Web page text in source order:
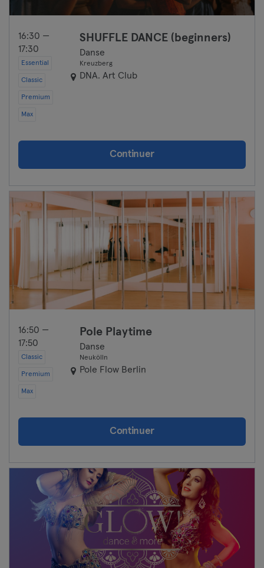
16:30 —
17:30
Essential
Classic
Premium
Max
SHUFFLE DANCE (beginners)
Danse
Kreuzberg
DNA. Art Club
Continuer
16:50 —
17:50
Classic
Premium
Max
Pole Playtime
Danse
Neukölln
Pole Flow Berlin
Continuer